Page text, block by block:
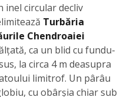
inel circular decliv
Turbăria
Chendroaiei
ca un blid cu fundu-
la circa 4 m deasupra
limitrof. Un pârâu
cu obârşia chiar sub